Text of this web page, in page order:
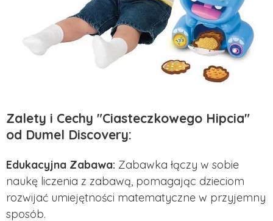
Zalety i Cechy "Ciasteczkowego Hipcia"
od Dumel Discovery:
Edukacyjna Zabawa: Zabawka łączy w sobie
naukę liczenia z zabawą, pomagając dzieciom
rozwijać umiejętności matematyczne w przyjemny
sposób.